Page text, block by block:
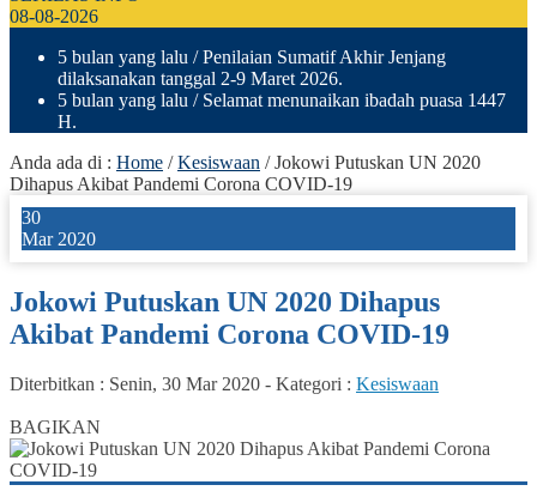
08-08-2026
5 bulan yang lalu / Penilaian Sumatif Akhir Jenjang
dilaksanakan tanggal 2-9 Maret 2026.
5 bulan yang lalu / Selamat menunaikan ibadah puasa 1447
H.
Anda ada di : Home /Kesiswaan /Jokowi Putuskan UN 2020
Dihapus Akibat Pandemi Corona COVID-19
30
Mar 2020
Jokowi Putuskan UN 2020 Dihapus
Akibat Pandemi Corona COVID-19
Diterbitkan : Senin, 30 Mar 2020 - Kategori : Kesiswaan
BAGIKAN